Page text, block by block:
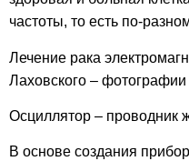
частоты, то есть по-
Лечение рака
Лаховского – фотографии
Осциллятор – проводник
В основе создания